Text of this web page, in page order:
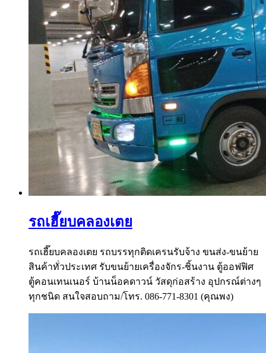
รถเฮี๊ยบคลองเตย
รถเฮี๊ยบคลองเตย รถบรรทุกติดเครนรับจ้าง ขนส่ง-ขนย้าย
สินค้าทั่วประเทศ รับขนย้ายเครื่องจักร-ชิ้นงาน ตู้ออฟฟิศ
ตู้คอนเทนเนอร์ บ้านน็อคดาวน์ วัสดุก่อสร้าง อุปกรณ์ต่างๆ
ทุกชนิด สนใจสอบถาม/โทร. 086-771-8301 (คุณพง)